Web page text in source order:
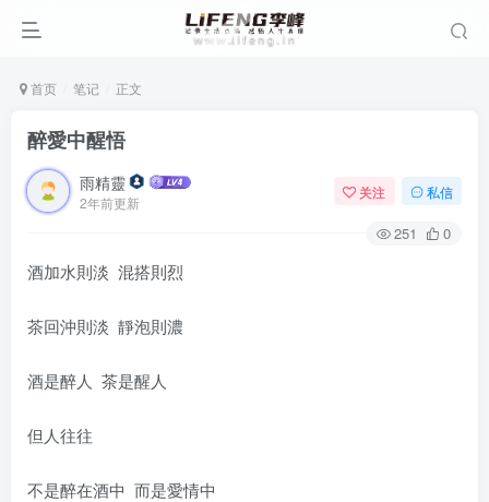
首页 笔记 正文
醉愛中醒悟
雨精靈
2年前更新
关注 私信
251 0
酒加水則淡 混搭則烈
茶回沖則淡 靜泡則濃
酒是醉人 茶是醒人
但人往往
不是醉在酒中 而是愛情中